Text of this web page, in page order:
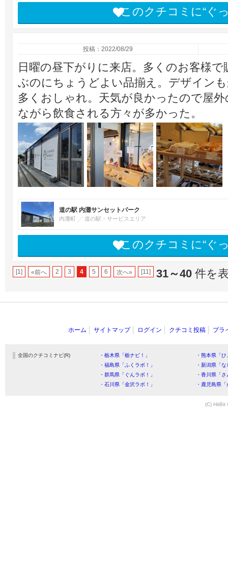
このクチコミに“ぐ
投稿：2022/08/29
日曜の昼下がりに来店。多くのお客様
ぶのにちょうどよい品揃え。デザイン
多くおしゃれ。天気が良かったので屋
ながら飲食される方々が多かった。
道の駅 内灘サンセットパーク
内灘町 道の駅・サービスエリア
このクチコミに“ぐ
[1] «前へ 2 3 4 5 6 次へ» [11] 31～40 件を
ホーム サイトマップ ログイン クチコミ投稿 プラ
全国のクチコミナビ(R) ・栃木県「栃ナビ！」
・熊本県「
・福島県「ふくラボ！」
・新潟県「
・群馬県「ぐんラボ！」
・香川県「
・石川県「金沢ラボ！」
・鹿児島県
(C) HitBit